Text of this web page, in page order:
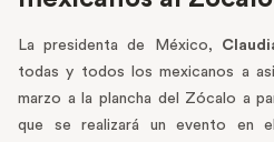
La presidenta de México,
todas y todos los mexicanos a
marzo a la plancha del Zócalo a
que se realizará un evento en